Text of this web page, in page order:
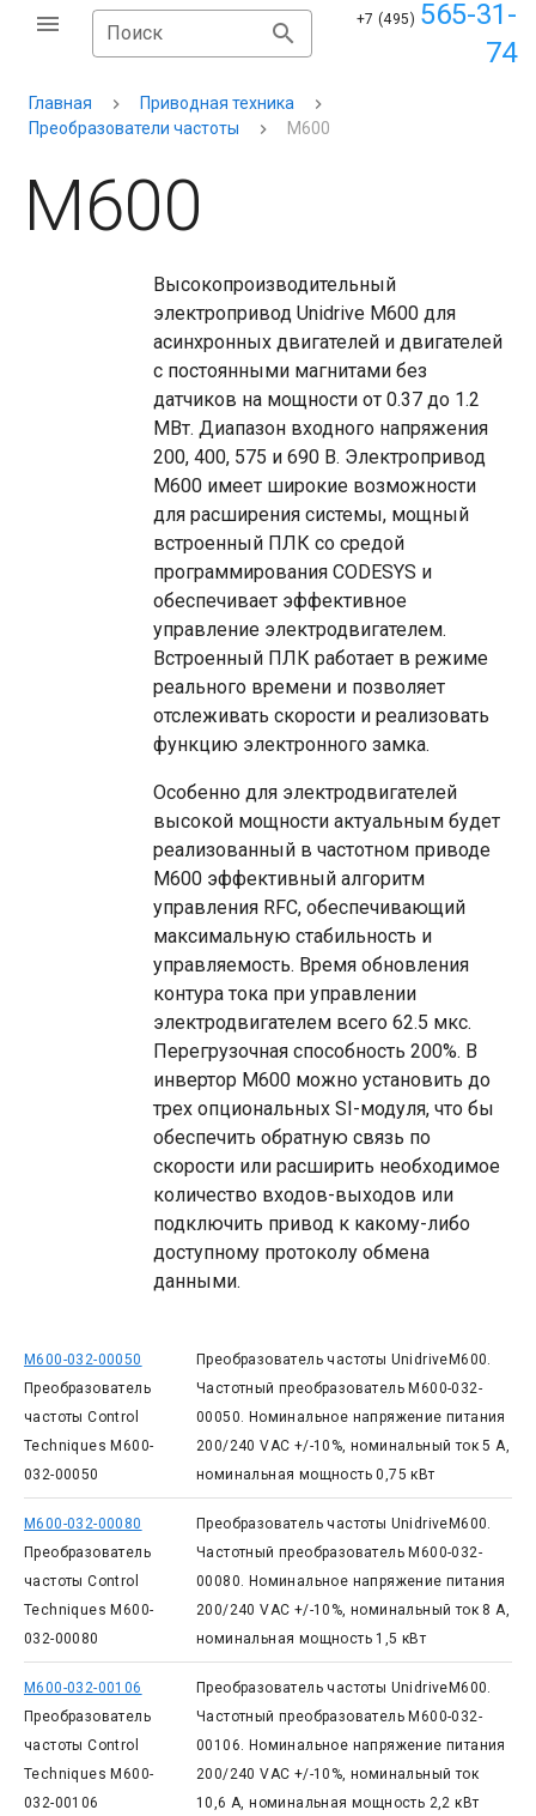
Поиск
+7 (495) 565-31-
74
Главная
Приводная техника
Преобразователи частоты
M600
M600
Высокопроизводительный
электропривод Unidrive M600 для
асинхронных двигателей и двигателей
с постоянными магнитами без
датчиков на мощности от 0.37 до 1.2
МВт. Диапазон входного напряжения
200, 400, 575 и 690 В. Электропривод
M600 имеет широкие возможности
для расширения системы, мощный
встроенный ПЛК со средой
программирования CODESYS и
обеспечивает эффективное
управление электродвигателем.
Встроенный ПЛК работает в режиме
реального времени и позволяет
отслеживать скорости и реализовать
функцию электронного замка.
Особенно для электродвигателей
высокой мощности актуальным будет
реализованный в частотном приводе
М600 эффективный алгоритм
управления RFC, обеспечивающий
максимальную стабильность и
управляемость. Время обновления
контура тока при управлении
электродвигателем всего 62.5 мкс.
Перегрузочная способность 200%. В
инвертор M600 можно установить до
трех опциональных SI-модуля, что бы
обеспечить обратную связь по
скорости или расширить необходимое
количество входов-выходов или
подключить привод к какому-либо
доступному протоколу обмена
данными.
M600-032-00050
Преобразователь
частоты Control
Techniques M600-
032-00050
Преобразователь частоты UnidriveM600.
Частотный преобразователь M600-032-
00050. Номинальное напряжение питания
200/240 VAC +/-10%, номинальный ток 5 А,
номинальная мощность 0,75 кВт
M600-032-00080
Преобразователь
частоты Control
Techniques M600-
032-00080
Преобразователь частоты UnidriveM600.
Частотный преобразователь M600-032-
00080. Номинальное напряжение питания
200/240 VAC +/-10%, номинальный ток 8 А,
номинальная мощность 1,5 кВт
M600-032-00106
Преобразователь
частоты Control
Techniques M600-
032-00106
Преобразователь частоты UnidriveM600.
Частотный преобразователь M600-032-
00106. Номинальное напряжение питания
200/240 VAC +/-10%, номинальный ток
10,6 А, номинальная мощность 2,2 кВт